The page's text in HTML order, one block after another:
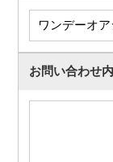
お問い合わせ